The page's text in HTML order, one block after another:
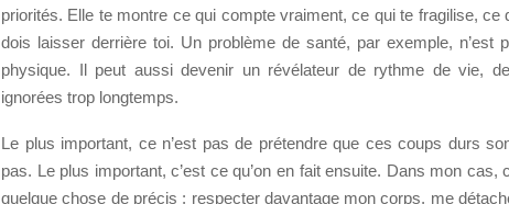
priorités. Elle te montre ce qui compte vraiment, ce qui te fragilise, ce
dois laisser derrière toi. Un problème de santé, par exemple, n’est
physique. Il peut aussi devenir un révélateur de rythme de vie,
ignorées trop longtemps.
Le plus important, ce n’est pas de prétendre que ces coups durs
pas. Le plus important, c’est ce qu’on en fait ensuite. Dans mon cas,
quelque chose de précis : respecter davantage mon corps, me